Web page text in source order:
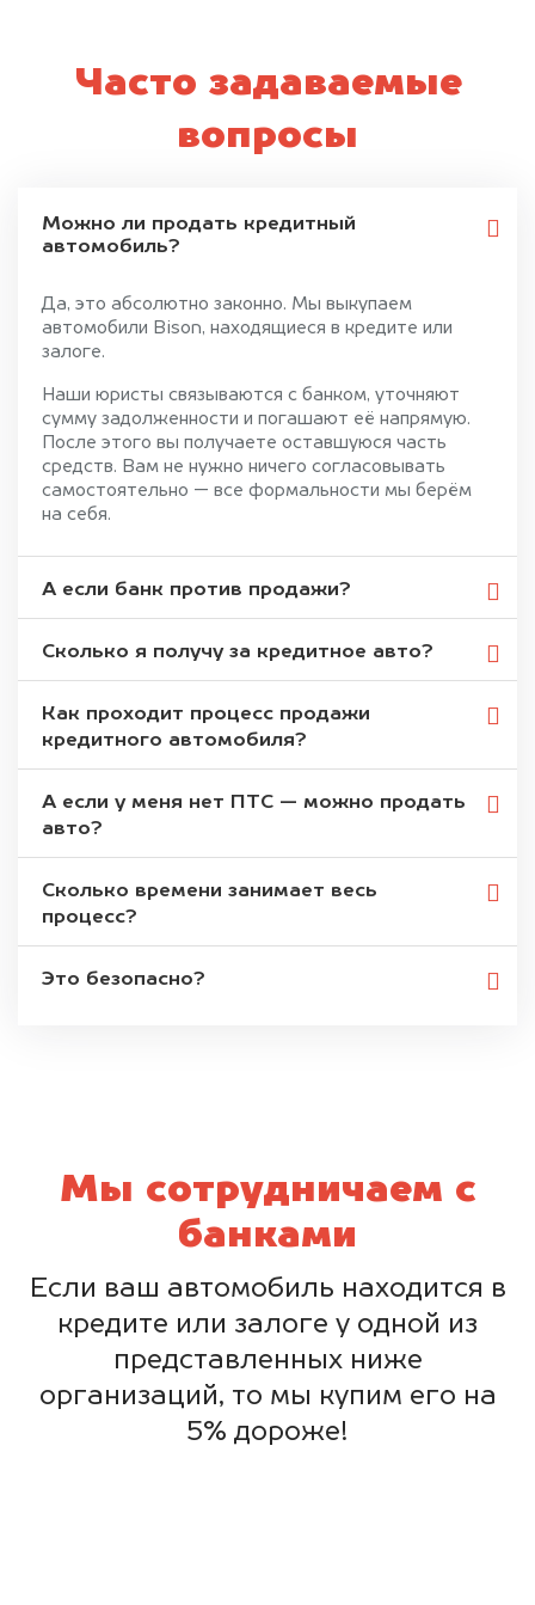
Часто задаваемые
вопросы
Можно ли продать кредитный
автомобиль?
Да, это абсолютно законно. Мы выкупаем
автомобили Bison, находящиеся в кредите или
залоге.
Наши юристы связываются с банком, уточняют
сумму задолженности и погашают её напрямую.
После этого вы получаете оставшуюся часть
средств. Вам не нужно ничего согласовывать
самостоятельно — все формальности мы берём
на себя.
А если банк против продажи?
Сколько я получу за кредитное авто?
Как проходит процесс продажи
кредитного автомобиля?
А если у меня нет ПТС — можно продать
авто?
Сколько времени занимает весь
процесс?
Это безопасно?
Мы сотрудничаем с
банками
Если ваш автомобиль находится в
кредите или залоге у одной из
представленных ниже
организаций, то мы купим его на
5% дороже!